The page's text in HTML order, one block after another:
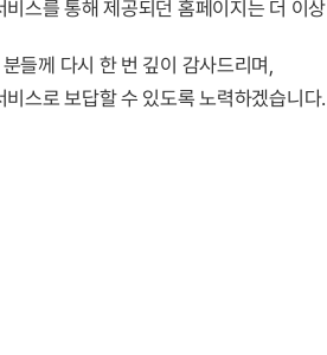
비스를 통해 제공되던 홈페이지는 더 이
들께 다시 한 번 깊이 감사드리며,
비스로 보답할 수 있도록 노력하겠습니다.